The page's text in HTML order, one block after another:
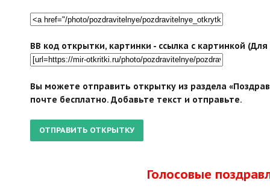
BB код открытки, картинки - ссылка с картинкой
Вы можете отправить открытку из раздела
почте бесплатно. Добавьте текст и отправьте.
Голосовые